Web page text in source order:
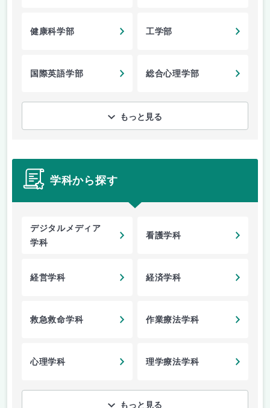
健康科学部 工学部
国際英語学部 総合心理学部
もっと見る
学科から探す
デジタルメディア
学科
看護学科
経営学科 経済学科
救急救命学科 作業療法学科
心理学科 理学療法学科
もっと見る